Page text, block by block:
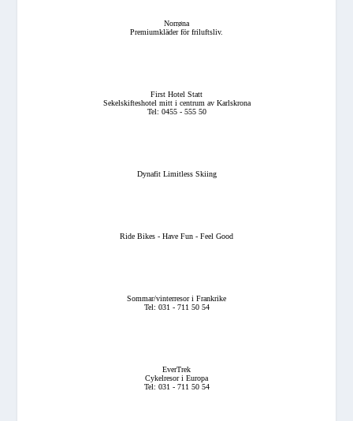
Norrøna
Premiumkläder för friluftsliv.
First Hotel Statt
Sekelskifteshotel mitt i centrum av Karlskrona
Tel: 0455 - 555 50
Dynafit Limitless Skiing
Ride Bikes - Have Fun - Feel Good
Sommar/vinterresor i Frankrike
Tel: 031 - 711 50 54
EverTrek
Cykelresor i Europa
Tel: 031 - 711 50 54